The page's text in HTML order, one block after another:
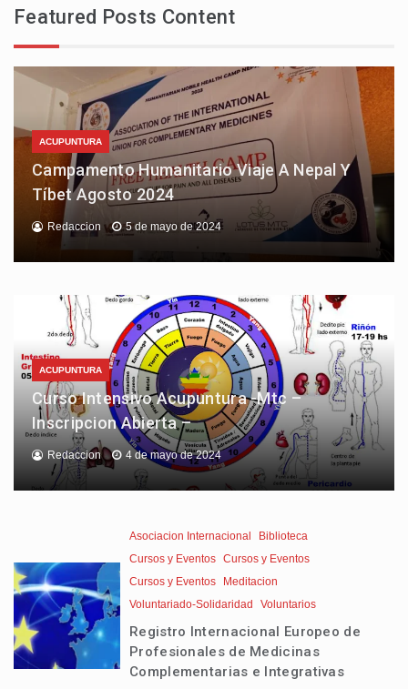
Featured Posts Content
ACUPUNTURA
Campamento Humanitario Viaje A Nepal Y
Tíbet Agosto 2024
Redaccion 5 de mayo de 2024
ACUPUNTURA
Curso Intensivo Acupuntura -Mtc –
Inscripcion Abierta –
Redaccion 4 de mayo de 2024
Asociacion Internacional
Biblioteca
Cursos y Eventos Cursos y Eventos
Cursos y Eventos
Meditacion
Voluntariado-Solidaridad
Voluntarios
Registro Internacional Europeo de
Profesionales de Medicinas
Complementarias e Integrativas